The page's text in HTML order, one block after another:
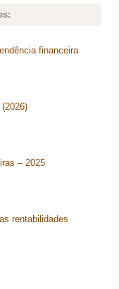
financeira
– 2025
rentabilidades